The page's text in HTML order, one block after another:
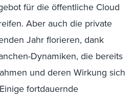
für die öffentliche Cloud
Aber auch die private
Jahr florieren, dank
Dynamiken, die bereits
und deren Wirkung sich
fortdauernde